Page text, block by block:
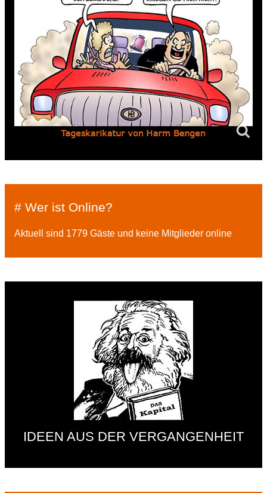
# Wer ist Online?
Aktuell sind 1779 Gäste und keine Mitglieder online
IDEEN AUS DER VERGANGENHEIT